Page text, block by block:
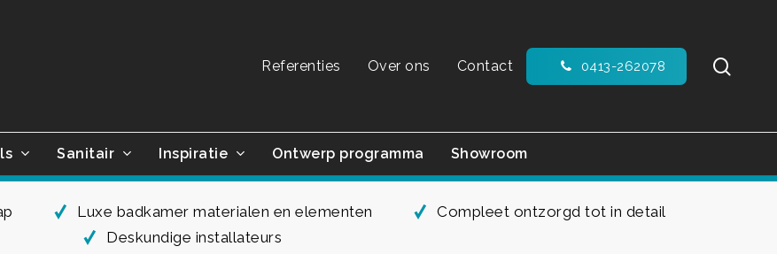
Referenties Over ons Contact 0413-262078
Sanitair Inspiratie Ontwerp programma Showroom
Luxe badkamer materialen en elementen
Compleet ontzorgd tot in detail
Deskundige installateurs